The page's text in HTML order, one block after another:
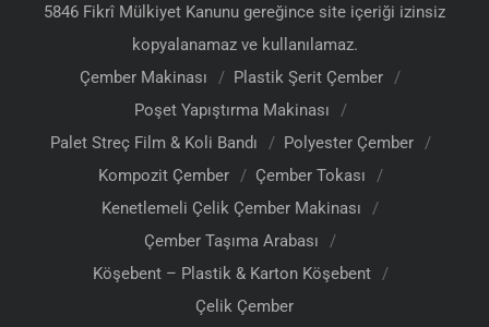
5846 Fikrî Mülkiyet Kanunu gereğince site içeriği izinsiz
kopyalanamaz ve kullanılamaz.
Çember Makinası
Plastik Şerit Çember
Poşet Yapıştırma Makinası
Palet Streç Film & Koli Bandı
Polyester Çember
Kompozit Çember
Çember Tokası
Kenetlemeli Çelik Çember Makinası
Çember Taşıma Arabası
Köşebent – Plastik & Karton Köşebent
Çelik Çember